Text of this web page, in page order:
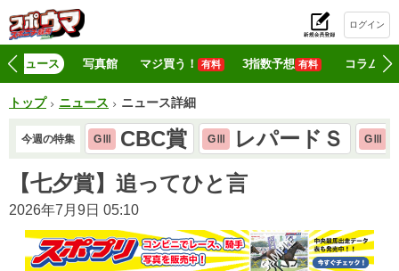
ログイン
ニュース 写真館 マジ買う！ 有料 3指数予想 有料 コラム
トップ ニュース ニュース詳細
今週の特集 GⅢ CBC賞 GⅢ レパードＳ GⅢ
【七夕賞】追ってひと言
2026年7月9日 05:10